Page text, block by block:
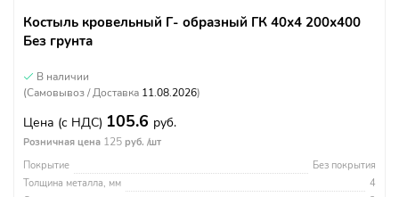
Костыль кровельный Г- образный ГК 40х4 200х400
Без грунта
В наличии
(Самовывоз / Доставка 11.08.2026)
Цена (с НДС) 105.6 руб.
Розничная цена 125 руб. /шт
Покрытие
Без покрытия
Толщина металла, мм
4